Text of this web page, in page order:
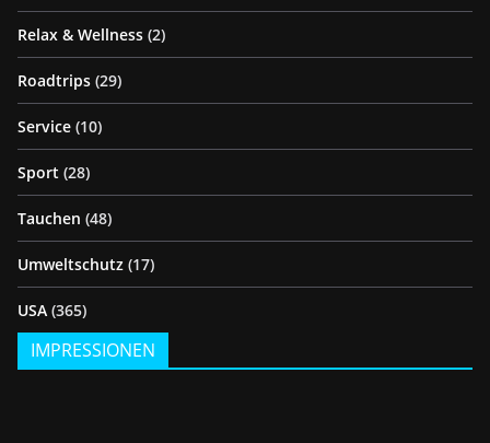
Relax & Wellness (2)
Roadtrips (29)
Service (10)
Sport (28)
Tauchen (48)
Umweltschutz (17)
USA (365)
IMPRESSIONEN